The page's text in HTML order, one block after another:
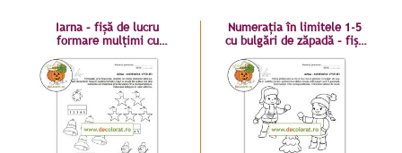
Iarna – fișă de lucru
formare mulțimi cu
numerația 1-5
Numerația în limitele 1-5
cu bulgări de zăpadă – fișă